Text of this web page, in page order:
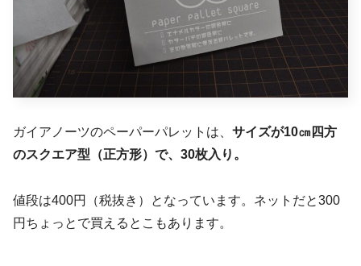
ガイアノーツのペーパーパレットは、 サイズが10㎝四方
のスクエア型（正方形）で、30枚入り。
値段は400円（税抜き）となっています。ネットだと300
円ちょっとで買えるとこもあります。